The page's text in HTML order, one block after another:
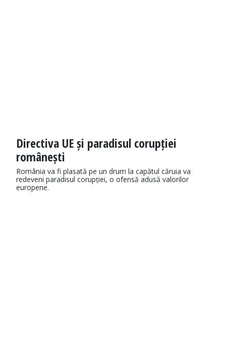
Directiva UE și paradisul corupției
românești
România va fi plasată pe un drum la capătul căruia va
redeveni paradisul corupției, o ofensă adusă valorilor
europene.